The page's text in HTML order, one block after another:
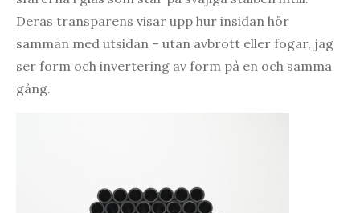
Deras transparens visar upp hur insidan hör
samman med utsidan – utan avbrott eller fogar, jag
ser form och invertering av form på en och samma
gång.